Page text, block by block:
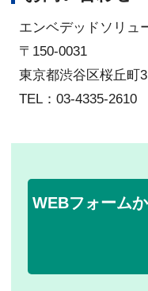
エンベデッドソリ
〒150-0031
東京都渋谷区桜丘
TEL：03-4335-2610
WEBフォーム